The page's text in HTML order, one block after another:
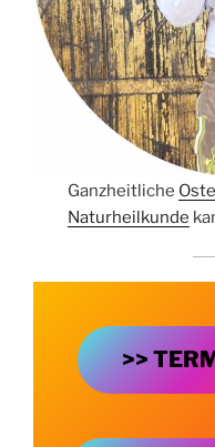
Ganzheitliche
Naturheilkunde
>>